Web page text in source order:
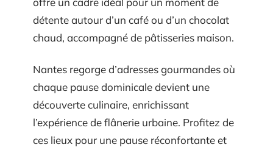
détente autour d’un café ou d’un chocolat
chaud, accompagné de pâtisseries maison.
Nantes regorge d’adresses gourmandes où
chaque pause dominicale devient une
découverte culinaire, enrichissant
l’expérience de flânerie urbaine. Profitez de
ces lieux pour une pause réconfortante et